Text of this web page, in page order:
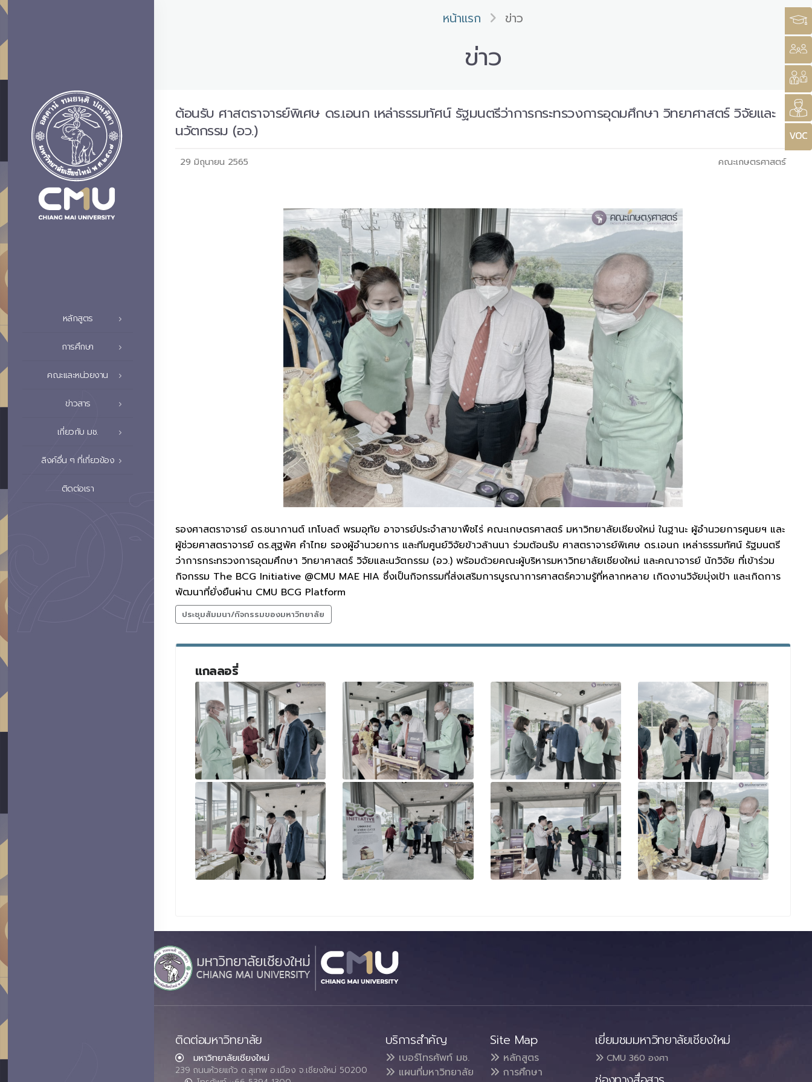
หลักสูตร
การศึกษา
คณะและหน่วยงาน
ข่าวสาร
เกี่ยวกับ มช.
ลิงค์อื่น ๆ ที่เกี่ยวข้อง
ติดต่อเรา
หน้าแรก ข่าว
ข่าว
ต้อนรับ ศาสตราจารย์พิเศษ ดร.เอนก เหล่าธรรมทัศน์ รัฐมนตรีว่าการกระทรวงการอุดมศึกษา วิทยาศาสตร์ วิจัยและ
นวัตกรรม (อว.)
29 มิถุนายน 2565 คณะเกษตรศาสตร์
รองศาสตราจารย์ ดร.ชนากานต์ เทโบลต์ พรมอุทัย อาจารย์ประจำสาขาพืชไร่ คณะเกษตรศาสตร์ มหาวิทยาลัยเชียงใหม่ ในฐานะ ผู้อำนวยการศูนยฯ และ
ผู้ช่วยศาสตราจารย์ ดร.สุฐพัศ คำไทย รองผู้อำนวยการ และทีมศูนย์วิจัยข้าวล้านนา ร่วมต้อนรับ ศาสตราจารย์พิเศษ ดร.เอนก เหล่าธรรมทัศน์ รัฐมนตรี
ว่าการกระทรวงการอุดมศึกษา วิทยาศาสตร์ วิจัยและนวัตกรรม (อว.) พร้อมด้วยคณะผู้บริหารมหาวิทยาลัยเชียงใหม่ และคณาจารย์ นักวิจัย ที่เข้าร่วม
กิจกรรม The BCG Initiative @CMU MAE HIA ซึ่งเป็นกิจกรรมที่ส่งเสริมการบูรณาการศาสตร์ความรู้ที่หลากหลาย เกิดงานวิจัยมุ่งเป้า และเกิดการ
พัฒนาที่ยั่งยืนผ่าน CMU BCG Platform
ประชุมสัมมนา/กิจกรรมของมหาวิทยาลัย
แกลลอรี่
ติดต่อมหาวิทยาลัย
มหาวิทยาลัยเชียงใหม่
239 ถนนห้วยแก้ว ต.สุเทพ อ.เมือง จ.เชียงใหม่ 50200
บริการสำคัญ
เบอร์โทรศัพท์ มช.
แผนที่มหาวิทยาลัย
Site Map
หลักสูตร
การศึกษา
เยี่ยมชมมหาวิทยาลัยเชียงใหม่
CMU 360 องศา